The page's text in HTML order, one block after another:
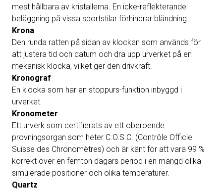
mest hållbara av kristallerna. En icke-reflekterande
beläggning på vissa sportstilar förhindrar bländning.
Krona
Den runda ratten på sidan av klockan som används för
att justera tid och datum och dra upp urverket på en
mekanisk klocka, vilket ger den drivkraft.
Kronograf
En klocka som har en stoppurs-funktion inbyggd i
urverket.
Kronometer
Ett urverk som certifierats av ett oberoende
provningsorgan som heter C.O.S.C. (Contrôle Officiel
Suisse des Chronomètres) och är känt för att vara 99 %
korrekt över en femton dagars period i en mängd olika
simulerade positioner och olika temperaturer.
Quartz